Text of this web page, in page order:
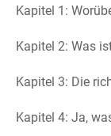
Kapitel 1:
Kapitel 2: Was
Kapitel 3: Die
Kapitel 4: Ja,